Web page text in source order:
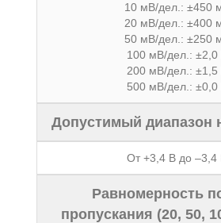
10 мВ/дел.: ±450
20 мВ/дел.: ±400
50 мВ/дел.: ±250
100 мВ/дел.: ±2,0
200 мВ/дел.: ±1,5
500 мВ/дел.: ±0,0
Допустимый диапазон
От +3,4 В до –3,4
Равномерность
пропускания (20, 50,